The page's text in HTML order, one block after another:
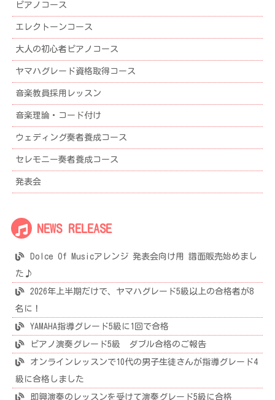
ピアノコース
エレクトーンコース
大人の初心者ピアノコース
ヤマハグレード資格取得コース
音楽教員採用レッスン
音楽理論・コード付け
ウェディング奏者養成コース
セレモニー奏者養成コース
発表会
NEWS RELEASE
Dolce Of Musicアレンジ 発表会向け用 譜面販売始めまし
た♪
2026年上半期だけで、ヤマハグレード5級以上の合格者が8
名に！
YAMAHA指導グレード5級に1回で合格
ピアノ演奏グレード5級 ダブル合格のご報告
オンラインレッスンで10代の男子生徒さんが指導グレード4
級に合格しました
即興演奏のレッスンを受けて演奏グレード5級に合格